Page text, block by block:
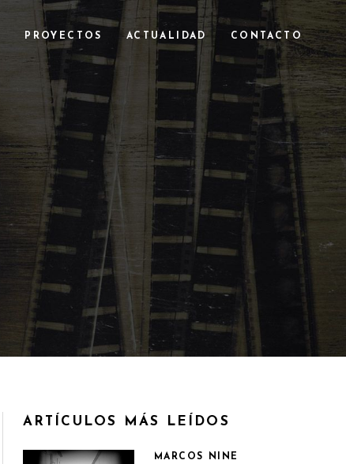
PROYECTOS ACTUALIDAD CONTACTO
ARTÍCULOS MÁS LEÍDOS
MARCOS NINE